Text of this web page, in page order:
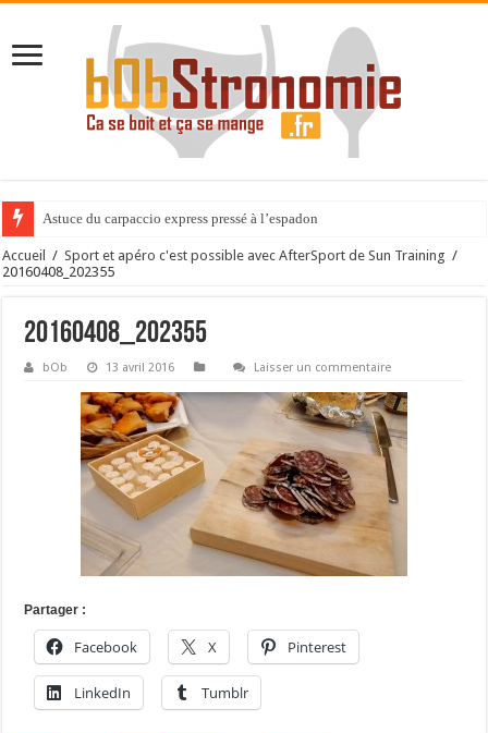
Astuce du carpaccio express pressé à l’espadon
Accueil / Sport et apéro c'est possible avec AfterSport de Sun Training /
20160408_202355
20160408_202355
bOb 13 avril 2016 Laisser un commentaire
Partager :
Facebook X Pinterest
LinkedIn Tumblr